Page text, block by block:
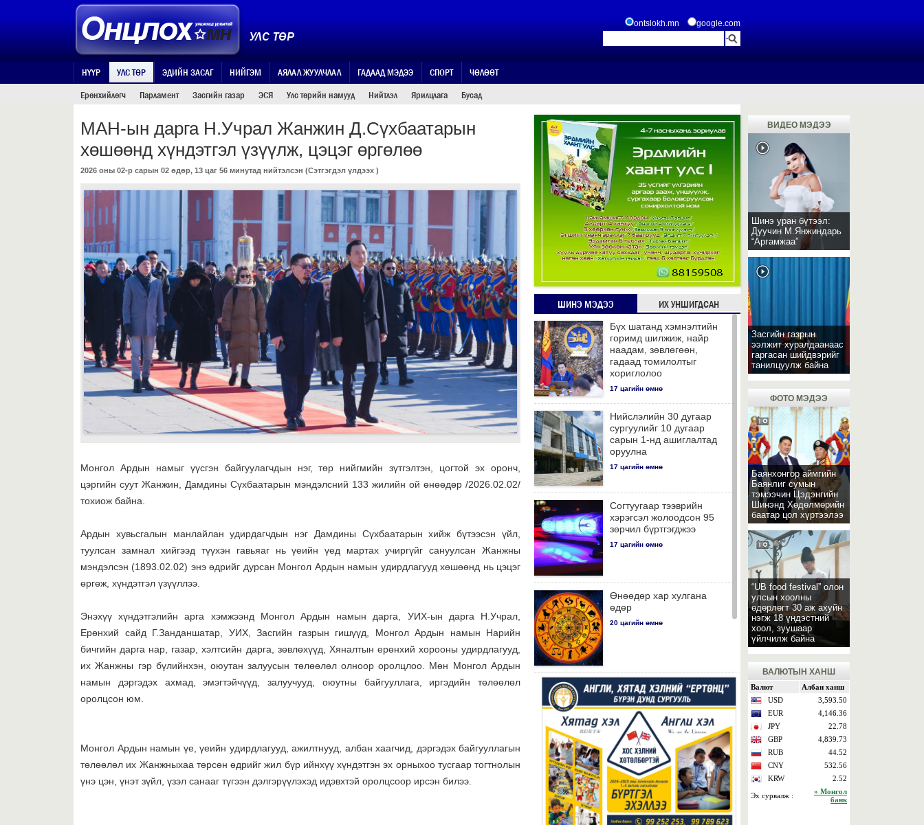
УЛС ТӨР
ontslokh.mn google.com
НҮҮР УЛС ТӨР ЭДИЙН ЗАСАГ НИЙГЭМ АЯЛАЛ ЖУУЛЧЛАЛ ГАДААД МЭДЭЭ СПОРТ
ЧӨЛӨӨТ
Ерөнхийлөгч
Парламент Засгийн газар ЭСЯ Улс төрийн намууд Нийтлэл Ярилцлага Бусад
МАН-ын дарга Н.Учрал Жанжин Д.Сүхбаатарын
хөшөөнд хүндэтгэл үзүүлж, цэцэг өргөлөө
2026 оны 02-р сарын 02 өдөр, 13 цаг 56 минутад нийтэлсэн (Сэтгэгдэл үлдээх )
Монгол Ардын намыг үүсгэн байгуулагчдын нэг, төр нийгмийн зүтгэлтэн, цогтой эх оронч,
цэргийн суут Жанжин, Дамдины Сүхбаатарын мэндэлсний 133 жилийн ой өнөөдөр /2026.02.02/
тохиож байна.
Ардын хувьсгалын манлайлан удирдагчдын нэг Дамдины Сүхбаатарын хийж бүтээсэн үйл,
туулсан замнал хийгээд түүхэн гавьяаг нь үеийн үед мартах учиргүйг сануулсан Жанжны
мэндэлсэн (1893.02.02) энэ өдрийг дурсан Монгол Ардын намын удирдлагууд хөшөөнд нь цэцэг
өргөж, хүндэтгэл үзүүллээ.
Энэхүү хүндэтгэлийн арга хэмжээнд Монгол Ардын намын дарга, УИХ-ын дарга Н.Учрал,
Ерөнхий сайд Г.Занданшатар, УИХ, Засгийн газрын гишүүд, Монгол Ардын намын Нарийн
бичгийн дарга нар, газар, хэлтсийн дарга, зөвлөхүүд, Хяналтын ерөнхий хорооны удирдлагууд,
их Жанжны гэр бүлийнхэн, оюутан залуусын төлөөлөл олноор оролцлоо. Мөн Монгол Ардын
намын дэргэдэх ахмад, эмэгтэйчүүд, залуучууд, оюутны байгууллага, иргэдийн төлөөлөл
оролцсон юм.
Монгол Ардын намын үе, үеийн удирдлагууд, ажилтнууд, албан хаагчид, дэргэдэх байгууллагын
төлөөлөл их Жанжныхаа төрсөн өдрийг жил бүр ийнхүү хүндэтгэн эх орныхоо тусгаар тогтнолын
үнэ цэн, үнэт зүйл, үзэл санааг түгээн дэлгэрүүлэхэд идэвхтэй оролцсоор ирсэн билээ.
ШИНЭ МЭДЭЭ ИХ УНШИГДСАН
Бүх шатанд хэмнэлтийн
горимд шилжиж, найр
наадам, зөвлөгөөн,
гадаад томилолтыг
хориглолоо
17 цагийн өмнө
Нийслэлийн 30 дугаар
сургуулийг 10 дугаар
сарын 1-нд ашиглалтад
оруулна
17 цагийн өмнө
Согтуугаар тээврийн
хэрэгсэл жолоодсон 95
зөрчил бүртгэгджээ
17 цагийн өмнө
Өнөөдөр хар хулгана
өдөр
20 цагийн өмнө
ВИДЕО МЭДЭЭ
Шинэ уран бүтээл:
Дуучин М.Янжиндарь
“Аргамжаа”
Засгийн газрын
ээлжит хуралдаанаас
гаргасан шийдвэрийг
танилцуулж байна
ФОТО МЭДЭЭ
Баянхонгор аймгийн
Баянлиг сумын
тэмээчин Цэдэнгийн
Шинэнд Хөдөлмөрийн
баатар цол хүртээлээ
“UB food festival” олон
улсын хоолны
өдөрлөгт 30 аж ахуйн
нэгж 18 үндэстний
хоол, зуушаар
үйлчилж байна
ВАЛЮТЫН ХАНШ